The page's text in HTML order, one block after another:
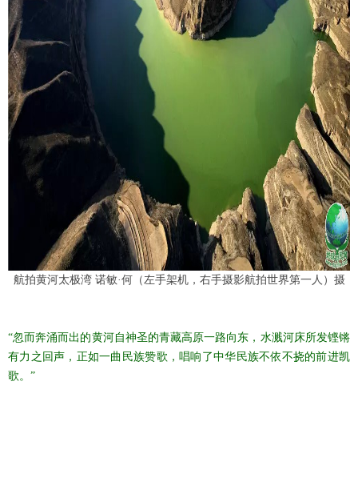
航拍黄河太极湾 诺敏·何（左手架机，右手摄影航拍世界第一人）摄
“忽而奔涌而出的黄河自神圣的青藏高原一路向东，水溅河床所发铿锵
有力之回声，正如一曲民族赞歌，唱响了中华民族不依不挠的前进凯
歌。”